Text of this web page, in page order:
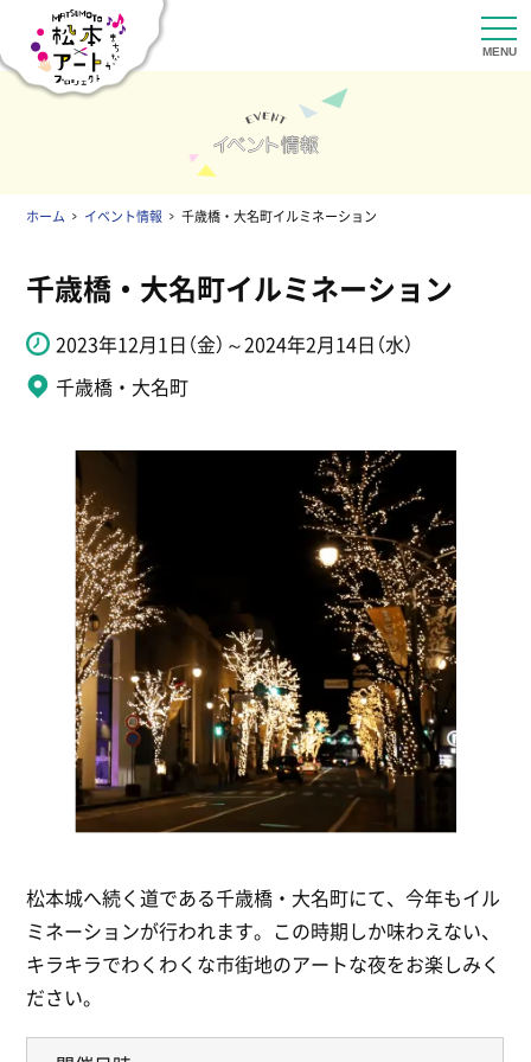
ホーム イベント情報 千歳橋・大名町イルミネーション
千歳橋・大名町イルミネーション
2023年12月1日（金）～2024年2月14日（水）
千歳橋・大名町
松本城へ続く道である千歳橋・大名町にて、今年もイル
ミネーションが行われます。この時期しか味わえない、
キラキラでわくわくな市街地のアートな夜をお楽しみく
ださい。